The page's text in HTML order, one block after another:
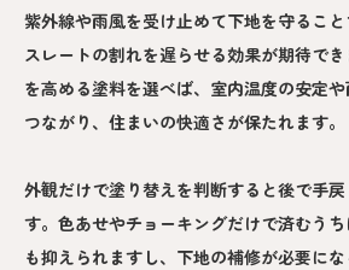
紫外線や雨風を受け止めて下地を守ること
スレートの割れを遅らせる効果が期待で
を高める塗料を選べば、室内温度の安定
つながり、住まいの快適さが保たれます。
外観だけで塗り替えを判断すると後で手
す。色あせやチョーキングだけで済むう
も抑えられますし、下地の補修が必要に